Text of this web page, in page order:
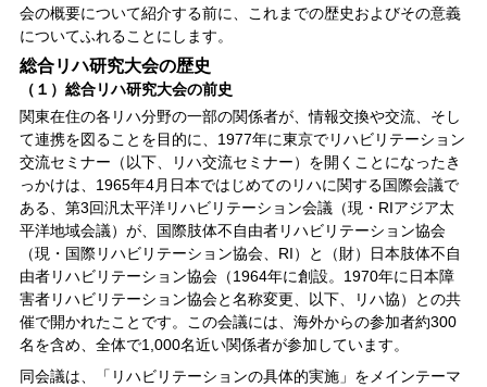
会の概要について紹介する前に、これまでの歴史およびその意義
についてふれることにします。
総合リハ研究大会の歴史
（１）総合リハ研究大会の前史
関東在住の各リハ分野の一部の関係者が、情報交換や交流、そし
て連携を図ることを目的に、1977年に東京でリハビリテーション
交流セミナー（以下、リハ交流セミナー）を開くことになったき
っかけは、1965年4月日本ではじめてのリハに関する国際会議で
ある、第3回汎太平洋リハビリテーション会議（現・RIアジア太
平洋地域会議）が、国際肢体不自由者リハビリテーション協会
（現・国際リハビリテーション協会、RI）と（財）日本肢体不自
由者リハビリテーション協会（1964年に創設。1970年に日本障
害者リハビリテーション協会と名称変更、以下、リハ協）との共
催で開かれたことです。この会議には、海外からの参加者約300
名を含め、全体で1,000名近い関係者が参加しています。
同会議は、「リハビリテーションの具体的実施」をメインテーマ